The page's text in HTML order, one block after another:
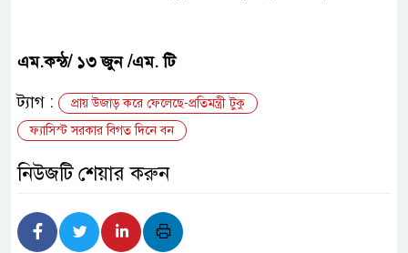
এম.কন্ঠ/ ১৩ জুন /এম. টি
ট্যাগ :
প্রায় উজাড় করে ফেলেছে-প্রতিমন্ত্রী টুকু
ফ্যাসিস্ট সরকার বিগত দিনে বন
নিউজটি শেয়ার করুন